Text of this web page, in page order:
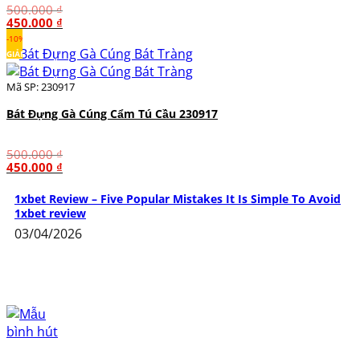
500.000₫
Giá
gốc
là:
500.000 ₫.
450.000 ₫
hiện
tại
là:
450.000 ₫.
-10%
GIẢM
Mã SP: 230917
Bát Đựng Gà Cúng Cẩm Tú Cầu 230917
500.000₫
Giá
gốc
là:
500.000 ₫.
450.000 ₫
hiện
tại
là:
450.000 ₫.
1xbet Review – Five Popular Mistakes It Is Simple To Avoid
1xbet review
03/04/2026